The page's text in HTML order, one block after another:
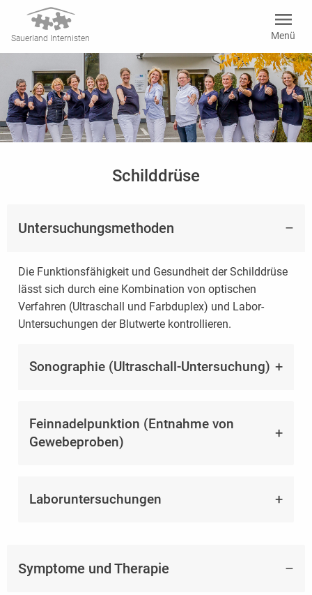
Sauerland Internisten
menu
Menü
Schilddrüse
Untersuchungsmethoden
Die Funktionsfähigkeit und Gesundheit der Schilddrüse
lässt sich durch eine Kombination von optischen
Verfahren (Ultraschall und Farbduplex) und Labor-
Untersuchungen der Blutwerte kontrollieren.
Sonographie (Ultraschall-Untersuchung)
Feinnadelpunktion (Entnahme von
Gewebeproben)
Laboruntersuchungen
Symptome und Therapie